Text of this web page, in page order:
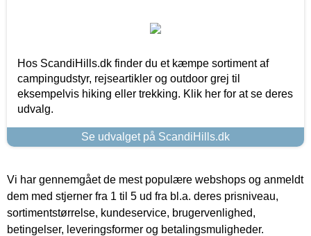
Hos ScandiHills.dk finder du et kæmpe sortiment af
campingudstyr, rejseartikler og outdoor grej til
eksempelvis hiking eller trekking. Klik her for at se deres
udvalg.
Se udvalget på ScandiHills.dk
Vi har gennemgået de mest populære webshops og anmeldt
dem med stjerner fra 1 til 5 ud fra bl.a. deres prisniveau,
sortimentstørrelse, kundeservice, brugervenlighed,
betingelser, leveringsformer og betalingsmuligheder.